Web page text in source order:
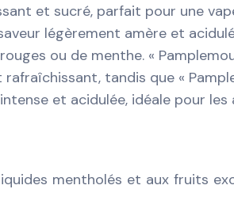
et sucré, parfait pour une
légèrement amère et
ou de menthe. «
tandis que «
et acidulée, idéale pour
mentholés et aux fruits